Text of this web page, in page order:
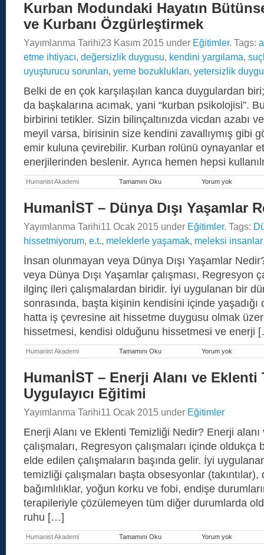
Temizleme
Kurban Modundaki Hayatın
ve Kurbanı Özgürleştirmek
Yayımlanma Tarihi23 Kasım 2015 under Eğitimler. Tags:
etme ihtiyacı, değersizlik duygusu, kendini yargılama,
uyuşturucu sorunları, yeme bozuklukları, yetersizlik
Belki de en çok karşılaşılan kanca duygulardan
da başkalarına acımak, yani “kurban psikolojisi”.
birbirini tetikler. Sizin bilinçaltınızda vicdan azabı
meyil varsa, birisinin size kendini zavallıymış gibi
emir kuluna çevirebilir. Kurban rolünü oynayanlar
enerjilerinden beslenir. Ayrıca hemen hepsi
Humanist Akademi Tamamını Oku Yorum yok
Modundaki
Bütünsel
ve
HumanİST – Dünya Dışı Yaşamlar
Yayımlanma Tarihi11 Ocak 2015 under Eğitimler. Tags:
hissetmiyorum, e.t., meleklerle yaşamak, meleksi insanlar
İnsan olunmayan veya Dünya Dışı Yaşamlar
veya Dünya Dışı Yaşamlar çalışması, Regresyon
ilginç ileri çalışmalardan biridir. İyi uygulanan bir
sonrasında, başta kişinin kendisini içinde
hatta iş çevresine ait hissetme duygusu olmak
hissetmesi, kendisi olduğunu hissetmesi ve enerji
Humanist Akademi Tamamını Oku Yorum yok
–
Dışı
HumanİST – Enerji Alanı ve Eklenti
Uygulayıcı Eğitimi
Yayımlanma Tarihi11 Ocak 2015 under Eğitimler
Enerji Alanı ve Eklenti Temizliği Nedir? Enerji
çalışmaları, Regresyon çalışmaları içinde oldukça
elde edilen çalışmaların başında gelir. İyi
temizliği çalışmaları başta obsesyonlar (takıntılar),
bağımlılıklar, yoğun korku ve fobi, endişe
terapileriyle çözülemeyen tüm diğer durumlarda
ruhu […]
Humanist Akademi Tamamını Oku Yorum yok
–